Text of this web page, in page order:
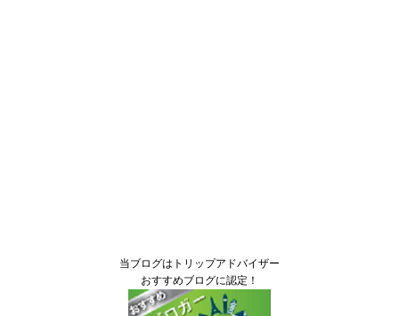
当ブログはトリップアドバイザー
おすすめブログに認定！